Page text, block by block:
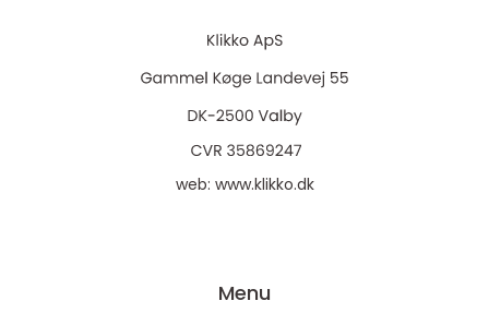
web: www.klikko.dk
Menu